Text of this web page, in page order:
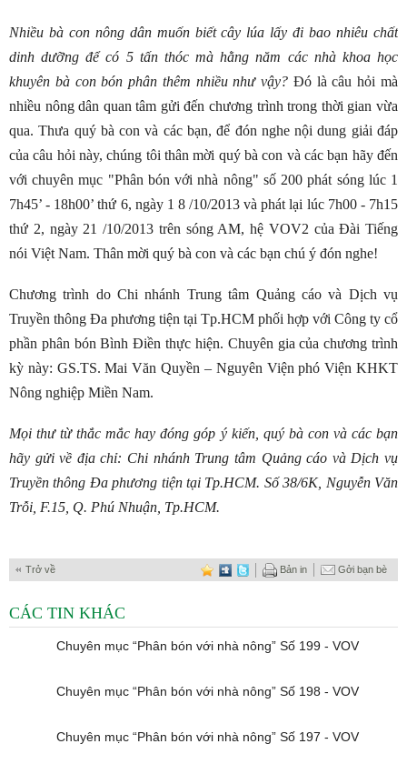
Nhiều bà con nông dân muốn biết cây lúa lấy đi bao nhiêu chất
dinh dưỡng để có 5 tấn thóc mà hằng năm các nhà khoa học
khuyên bà con bón phân thêm nhiều như vậy? Đó là câu hỏi mà
nhiều nông dân quan tâm gửi đến chương trình trong thời gian vừa
qua. Thưa quý bà con và các bạn, để đón nghe nội dung giải đáp
của câu hỏi này, chúng tôi thân mời quý bà con và các bạn hãy đến
với chuyên mục "Phân bón với nhà nông" số 200 phát sóng lúc 1
7h45’ - 18h00’ thứ 6, ngày 1 8 /10/2013 và phát lại lúc 7h00 - 7h15
thứ 2, ngày 21 /10/2013 trên sóng AM, hệ VOV2 của Đài Tiếng
nói Việt Nam. Thân mời quý bà con và các bạn chú ý đón nghe!
Chương trình do Chi nhánh Trung tâm Quảng cáo và Dịch vụ
Truyền thông Đa phương tiện tại Tp.HCM phối hợp với Công ty cổ
phần phân bón Bình Điền thực hiện. Chuyên gia của chương trình
kỳ này: GS.TS. Mai Văn Quyền – Nguyên Viện phó Viện KHKT
Nông nghiệp Miền Nam.
Mọi thư từ thắc mắc hay đóng góp ý kiến, quý bà con và các bạn
hãy gửi về địa chỉ: Chi nhánh Trung tâm Quảng cáo và Dịch vụ
Truyền thông Đa phương tiện tại Tp.HCM. Số 38/6K, Nguyễn Văn
Trỗi, F.15, Q. Phú Nhuận, Tp.HCM.
Trở về Gởi bạn bè
Bản in
CÁC TIN KHÁC
Chuyên mục “Phân bón với nhà nông” Số 199 - VOV
Chuyên mục “Phân bón với nhà nông” Số 198 - VOV
Chuyên mục “Phân bón với nhà nông” Số 197 - VOV